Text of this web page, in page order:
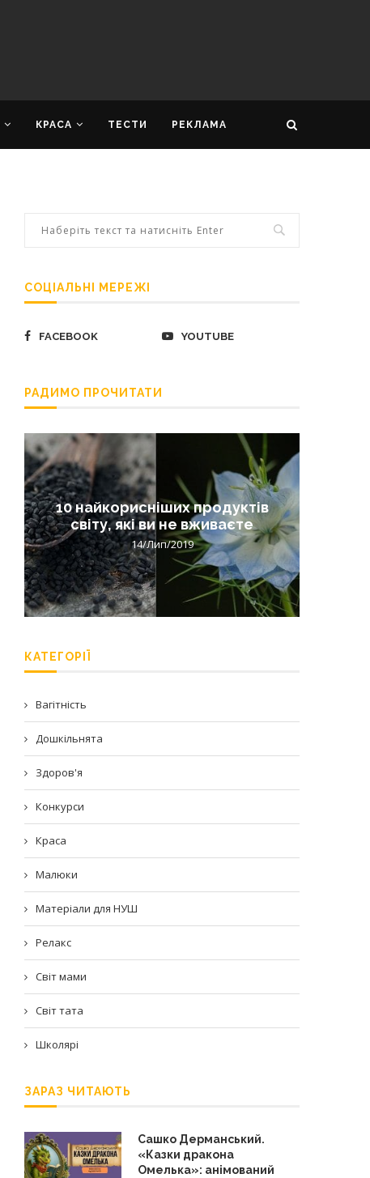
КРАСА ТЕСТИ РЕКЛАМА
СОЦІАЛЬНІ МЕРЕЖІ
FACEBOOK YOUTUBE
РАДИМО ПРОЧИТАТИ
10 найкорисніших продуктів
світу, які ви не вживаєте
14/Лип/2019
КАТЕГОРІЇ
Вагітність
Дошкільнята
Здоров'я
Конкурси
Краса
Малюки
Матеріали для НУШ
Релакс
Світ мами
Світ тата
Школярі
ЗАРАЗ ЧИТАЮТЬ
Сашко Дерманський.
«Казки дракона
Омелька»: анімований